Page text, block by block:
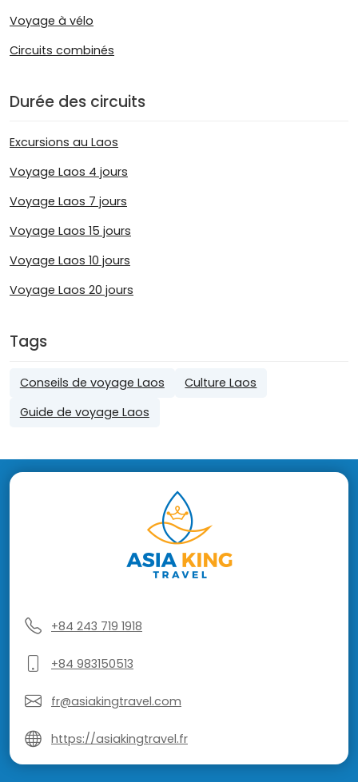
Voyage à vélo
Circuits combinés
Durée des circuits
Excursions au Laos
Voyage Laos 4 jours
Voyage Laos 7 jours
Voyage Laos 15 jours
Voyage Laos 10 jours
Voyage Laos 20 jours
Tags
Conseils de voyage Laos
Culture Laos
Guide de voyage Laos
+84 243 719 1918
+84 983150513
fr@asiakingtravel.com
https://asiakingtravel.fr